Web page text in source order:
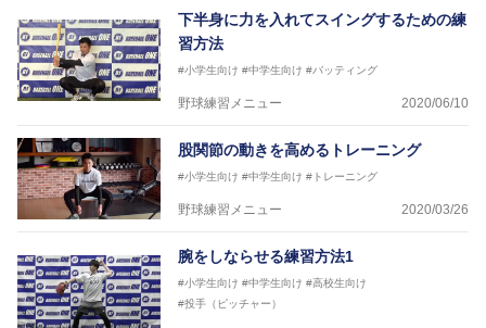
下半身に力を入れてスイングするための練
習方法
#小学生向け #中学生向け #バッティング
野球練習メニュー 2020/06/10
股関節の動きを高めるトレーニング
#小学生向け #中学生向け #トレーニング
野球練習メニュー 2020/03/26
腕をしならせる練習方法1
#小学生向け #中学生向け #高校生向け
#投手（ピッチャー）